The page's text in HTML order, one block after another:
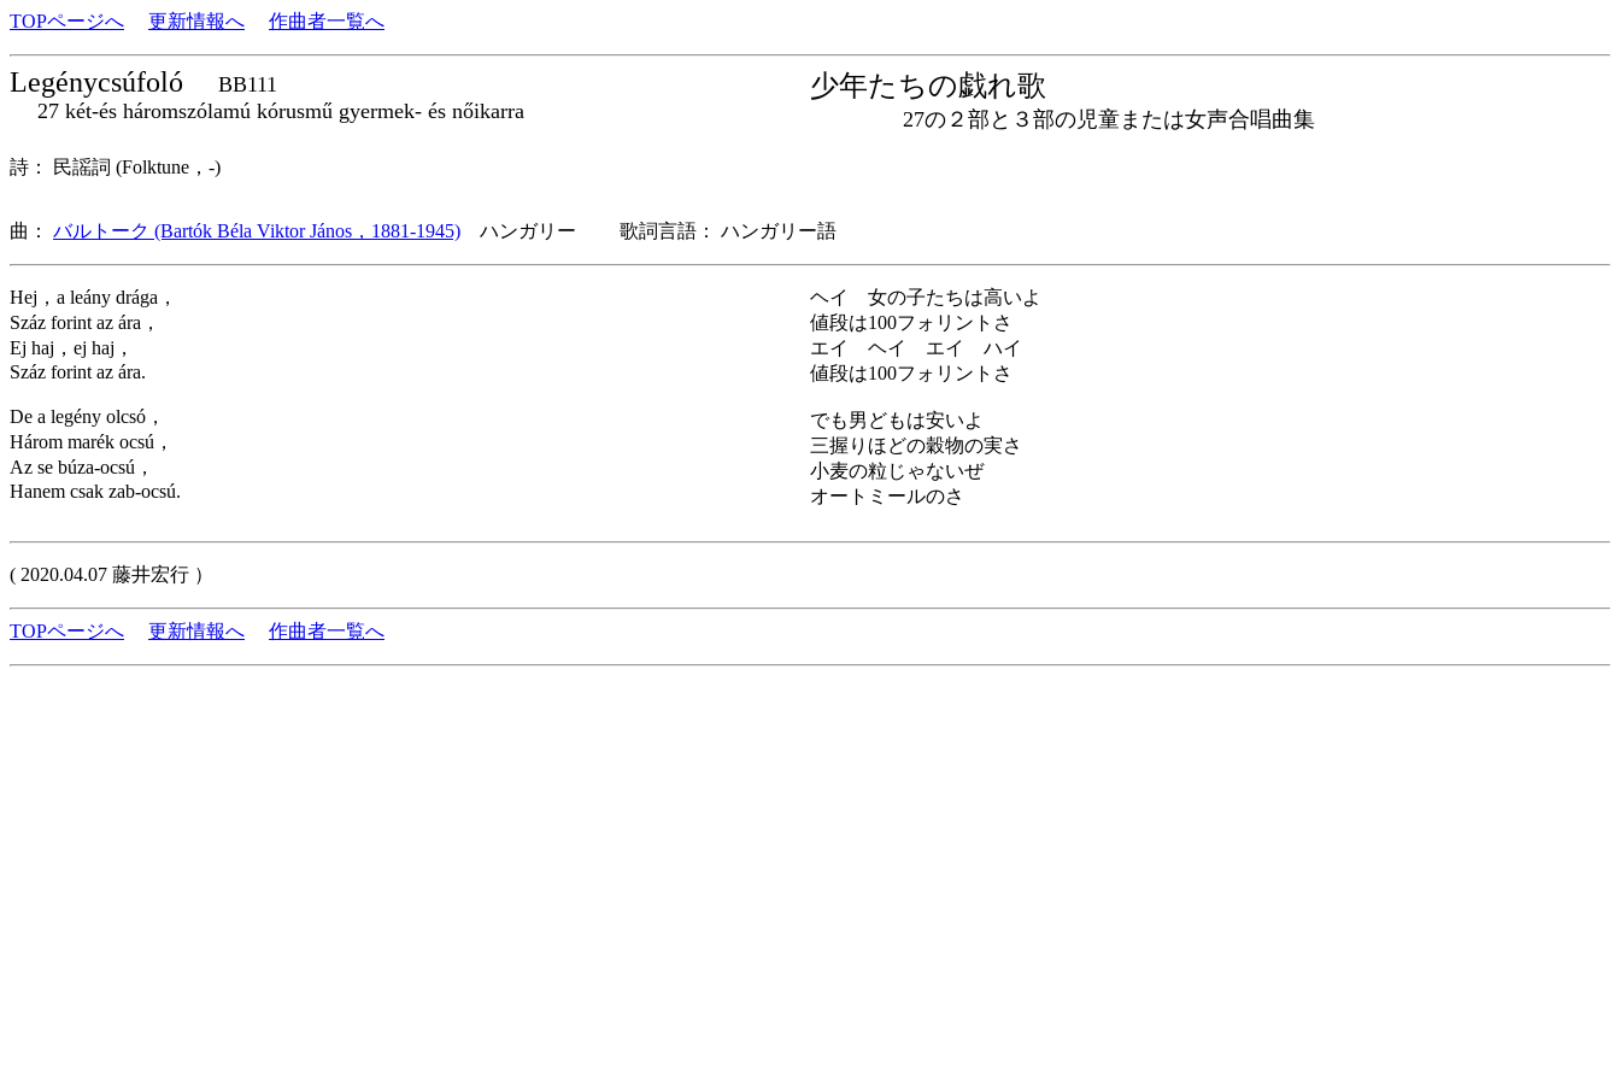
TOPページへ 更新情報へ 作曲者一覧へ
Legénycsúfoló
BB111
27 két-és háromszólamú kórusmű gyermek- és nőikarra
少年たちの戯れ歌
27の２部と３部の児童または女声合唱曲集
詩： 民謡詞 (Folktune，-)
曲： バルトーク (Bartók Béla Viktor János，1881-1945) ハンガリー 歌詞言語： ハンガリー語
Hej，a leány drága，
Száz forint az ára，
Ej haj，ej haj，
Száz forint az ára.
De a legény olcsó，
Három marék ocsú，
Az se búza-ocsú，
Hanem csak zab-ocsú.
ヘイ 女の子たちは高いよ
値段は100フォリントさ
エイ ヘイ エイ ハイ
値段は100フォリントさ
でも男どもは安いよ
三握りほどの穀物の実さ
小麦の粒じゃないぜ
オートミールのさ
( 2020.04.07 藤井宏行 ）
TOPページへ 更新情報へ 作曲者一覧へ